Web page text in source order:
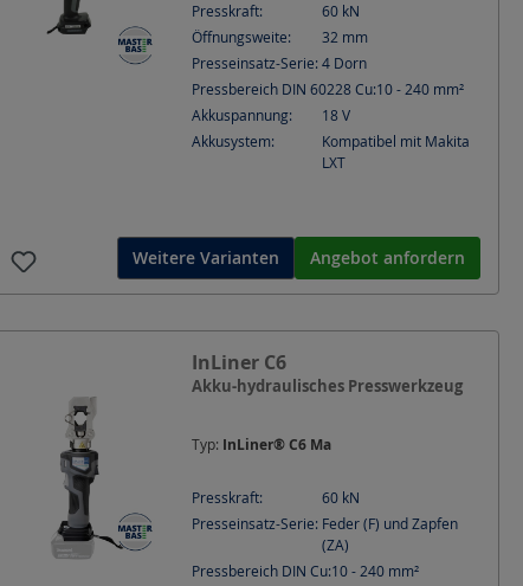
Presskraft: 60 kN
Öffnungsweite:
32 mm
Presseinsatz-Serie: 4 Dorn
Pressbereich DIN 60228 Cu:10 - 240 mm²
Akkuspannung:
18V
Akkusystem:
Kompatibel mit Makita
LXT
Weitere Varianten Angebot anfordern
InLiner C6
Akku-hydraulisches Presswerkzeug
Typ: InLiner® C6 Ma
Presskraft: 60 kN
Presseinsatz-Serie: Feder (F) und Zapfen
(ZA)
Pressbereich DIN Cu:10 - 240 mm²